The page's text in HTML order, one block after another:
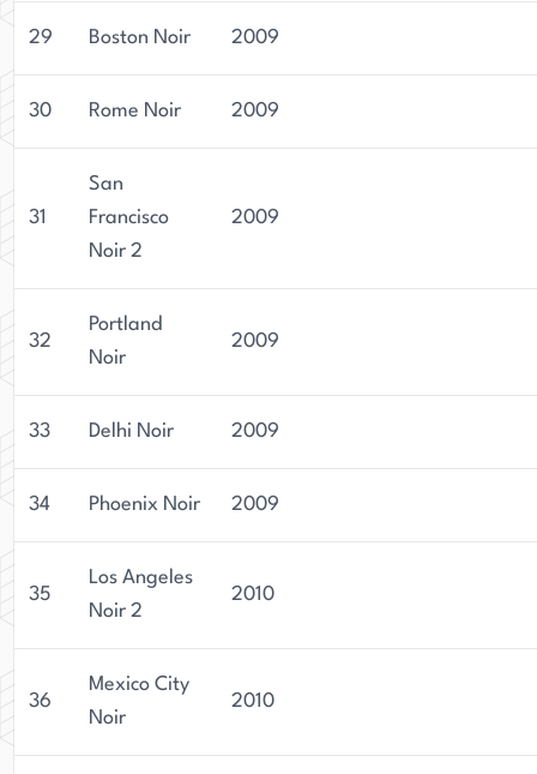
29 Boston Noir 2009
30 Rome Noir 2009
31
San
Francisco
Noir 2
2009
32
Portland
Noir
2009
33 Delhi Noir 2009
34 Phoenix Noir 2009
35
Los Angeles
Noir 2
2010
36
Mexico City
Noir
2010